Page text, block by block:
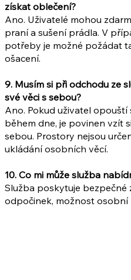
získat oblečení?
Ano. Uživatelé mohou
praní a sušení prádla. V
potřeby je možné požádat
ošacení.
9. Musím si při odchodu ze
své věci s sebou?
Ano. Pokud uživatel opouští
během dne, je povinen vzít
sebou. Prostory nejsou
ukládání osobních věcí.
10. Co mi může služba
Služba poskytuje bezpečné
odpočinek, možnost osobní